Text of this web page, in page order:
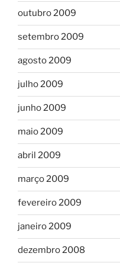
outubro 2009
setembro 2009
agosto 2009
julho 2009
junho 2009
maio 2009
abril 2009
março 2009
fevereiro 2009
janeiro 2009
dezembro 2008